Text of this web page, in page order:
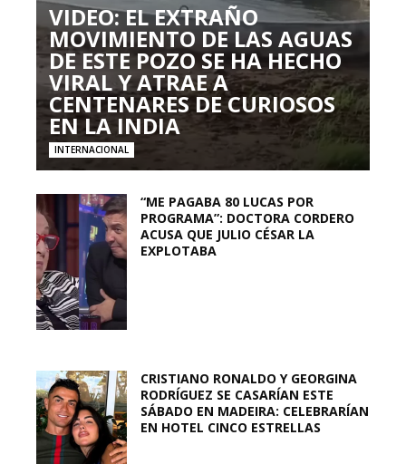
VIDEO: EL EXTRAÑO
MOVIMIENTO DE LAS AGUAS
DE ESTE POZO SE HA HECHO
VIRAL Y ATRAE A
CENTENARES DE CURIOSOS
EN LA INDIA
INTERNACIONAL
“ME PAGABA 80 LUCAS POR
PROGRAMA”: DOCTORA CORDERO
ACUSA QUE JULIO CÉSAR LA
EXPLOTABA
CRISTIANO RONALDO Y GEORGINA
RODRÍGUEZ SE CASARÍAN ESTE
SÁBADO EN MADEIRA: CELEBRARÍAN
EN HOTEL CINCO ESTRELLAS